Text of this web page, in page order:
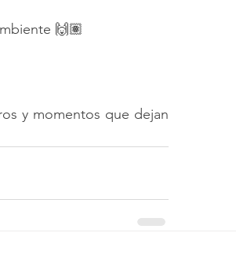
🙌🏽
y momentos que dejan